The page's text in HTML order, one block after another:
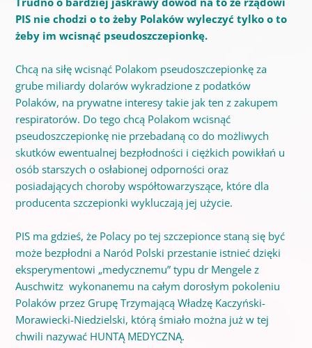
PIS nie chodzi o to żeby Polaków wyleczyć tylko o to
żeby im wcisnąć pseudoszczepionkę.
Chcą na siłę wcisnąć Polakom pseudoszczepionkę za
grube miliardy dolarów wykradzione z podatków
Polaków, na prywatne interesy takie jak ten z zakupem
respiratorów. Do tego chcą Polakom wcisnąć
pseudoszczepionkę nie przebadaną co do możliwych
skutków ewentualnej bezpłodności i ciężkich powikłań u
osób starszych o osłabionej odporności oraz
posiadających choroby współtowarzyszące, które dla
producenta szczepionki wykluczają jej użycie.
PIS ma gdzieś, że Polacy po tej szczepionce staną się być
może bezpłodni a Naród Polski przestanie istnieć dzięki
eksperymentowi „medycznemu” typu dr Mengele z
Auschwitz wykonanemu na całym dorosłym pokoleniu
Polaków przez Grupę Trzymającą Władzę Kaczyński-
Morawiecki-Niedzielski, którą śmiało można już w tej
chwili nazywać HUNTĄ MEDYCZNĄ.